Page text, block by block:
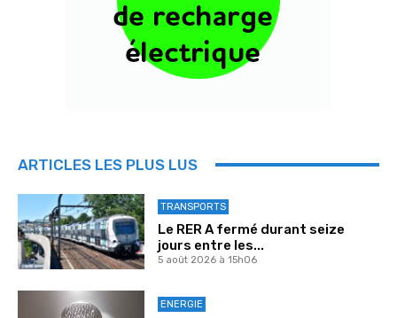
ARTICLES LES PLUS LUS
TRANSPORTS
Le RER A fermé durant seize
jours entre les...
5 août 2026 à 15h06
ENERGIE